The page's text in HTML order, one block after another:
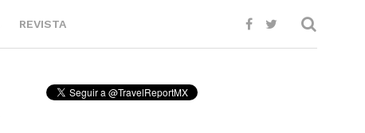
REVISTA